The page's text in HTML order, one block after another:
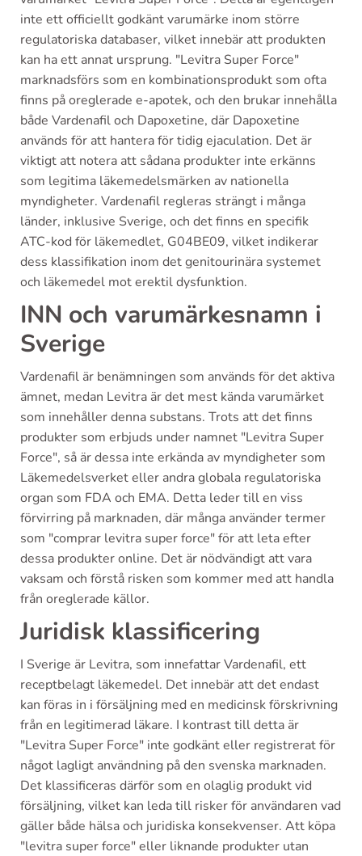
inte ett officiellt godkänt varumärke inom större
regulatoriska databaser, vilket innebär att produkten
kan ha ett annat ursprung. "Levitra Super Force"
marknadsförs som en kombinationsprodukt som ofta
finns på oreglerade e-apotek, och den brukar innehålla
både Vardenafil och Dapoxetine, där Dapoxetine
används för att hantera för tidig ejaculation. Det är
viktigt att notera att sådana produkter inte erkänns
som legitima läkemedelsmärken av nationella
myndigheter. Vardenafil regleras strängt i många
länder, inklusive Sverige, och det finns en specifik
ATC-kod för läkemedlet, G04BE09, vilket indikerar
dess klassifikation inom det genitourinära systemet
och läkemedel mot erektil dysfunktion.
INN och varumärkesnamn i
Sverige
Vardenafil är benämningen som används för det aktiva
ämnet, medan Levitra är det mest kända varumärket
som innehåller denna substans. Trots att det finns
produkter som erbjuds under namnet "Levitra Super
Force", så är dessa inte erkända av myndigheter som
Läkemedelsverket eller andra globala regulatoriska
organ som FDA och EMA. Detta leder till en viss
förvirring på marknaden, där många använder termer
som "comprar levitra super force" för att leta efter
dessa produkter online. Det är nödvändigt att vara
vaksam och förstå risken som kommer med att handla
från oreglerade källor.
Juridisk klassificering
I Sverige är Levitra, som innefattar Vardenafil, ett
receptbelagt läkemedel. Det innebär att det endast
kan föras in i försäljning med en medicinsk förskrivning
från en legitimerad läkare. I kontrast till detta är
"Levitra Super Force" inte godkänt eller registrerat för
något lagligt användning på den svenska marknaden.
Det klassificeras därför som en olaglig produkt vid
försäljning, vilket kan leda till risker för användaren vad
gäller både hälsa och juridiska konsekvenser. Att köpa
"levitra super force" eller liknande produkter utan